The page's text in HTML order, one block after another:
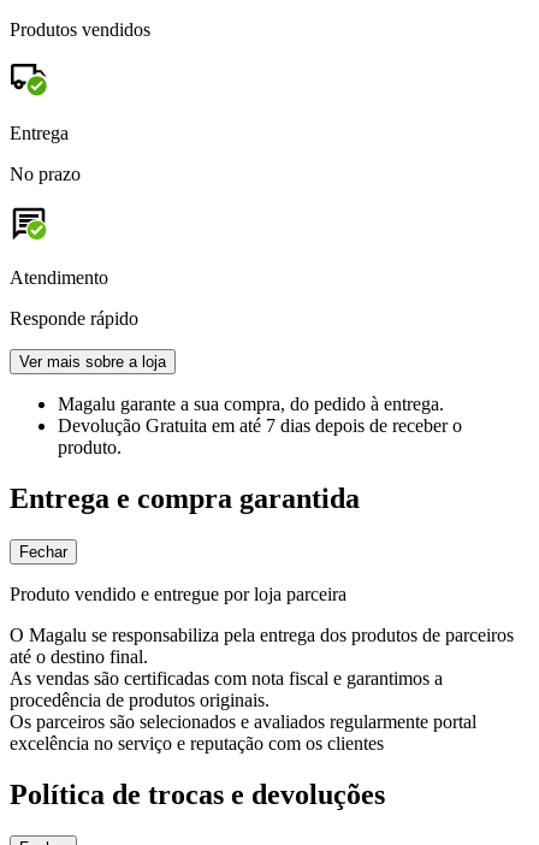
Produtos vendidos
Entrega
No prazo
Atendimento
Responde rápido
Ver mais sobre a loja
Magalu garante a sua compra, do pedido à entrega.
Devolução Gratuita em até 7 dias depois de receber o
produto.
Entrega e compra garantida
Fechar
Produto vendido e entregue por loja parceira
O Magalu se responsabiliza pela entrega dos produtos de parceiros
até o destino final.
As vendas são certificadas com nota fiscal e garantimos a
procedência de produtos originais.
Os parceiros são selecionados e avaliados regularmente portal
excelência no serviço e reputação com os clientes
Política de trocas e devoluções